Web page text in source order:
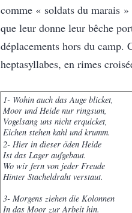
comme « soldats du marais »
que leur donne leur bêche
déplacements hors du camp.
heptasyllabes, en rimes
1- Wohin auch das Auge blicket,
Moor und Heide nur ringsum,
Vogelsang uns nicht erquicket,
Eichen stehen kahl und krumm.
2- Hier in dieser öden Heide
Ist das Lager aufgebaut.
Wo wir fern von jeder Freude
Hinter Stacheldraht verstaut.
3- Morgens ziehen die Kolonnen
In das Moor zur Arbeit hin.